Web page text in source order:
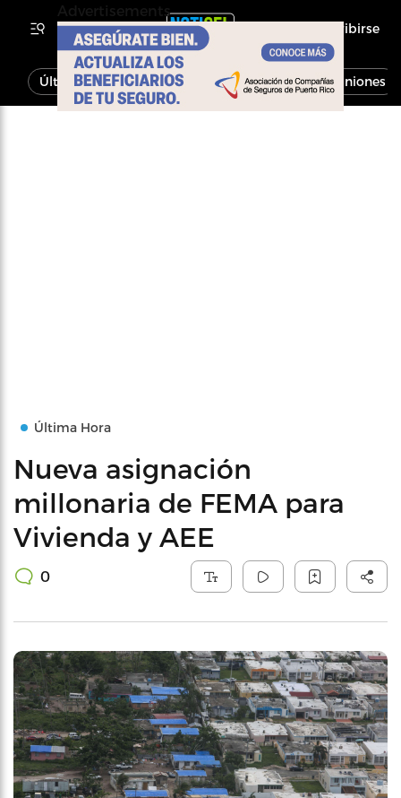
Inscribirse
Última Hora Noticias Economía Opiniones
Última Hora
Nueva asignación
millonaria de FEMA para
Vivienda y AEE
0
Advertisements